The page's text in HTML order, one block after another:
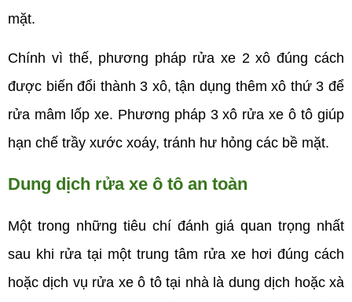
mặt.
Chính vì thế, phương pháp rửa xe 2 xô đúng cách
được biến đổi thành 3 xô, tận dụng thêm xô thứ 3 để
rửa mâm lốp xe. Phương pháp 3 xô rửa xe ô tô giúp
hạn chế trầy xước xoáy, tránh hư hỏng các bề mặt.
Dung dịch rửa xe ô tô an toàn
Một trong những tiêu chí đánh giá quan trọng nhất
sau khi rửa tại một trung tâm rửa xe hơi đúng cách
hoặc dịch vụ rửa xe ô tô tại nhà là dung dịch hoặc xà